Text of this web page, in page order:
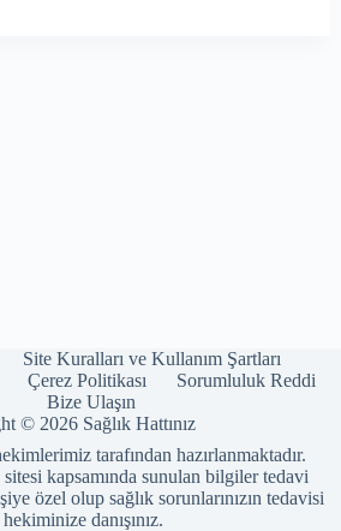
Site Kuralları ve Kullanım Şartları
Çerez Politikası
Sorumluluk Reddi
Bize Ulaşın
© 2026 Sağlık Hattınız
tarafından hazırlanmaktadır.
kapsamında sunulan bilgiler tedavi
özel olup sağlık sorunlarınızın tedavisi
danışınız.